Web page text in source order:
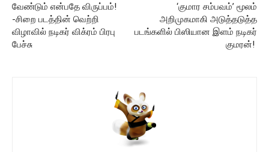
வேண்டும் என்பதே விருப்பம்!
-சிறை படத்தின் வெற்றி
விழாவில் நடிகர் விக்ரம் பிரபு
பேச்சு
‘குமார சம்பவம்’ மூலம்
அறிமுகமாகி அடுத்தடுத்த
படங்களில் பிஸியான இளம் நடிகர்
குமரன்!